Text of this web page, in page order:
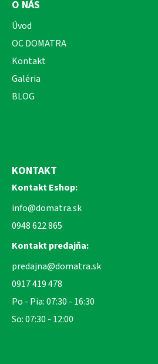
O NÁS
Úvod
OC DOMATRA
Kontakt
Galéria
BLOG
KONTAKT
Kontakt Eshop:
info@domatra.sk
0948 622 865
Kontakt predajňa:
predajna@domatra.sk
0917 419 478
Po - Pia: 07:30 - 16:30
So: 07:30 - 12:00